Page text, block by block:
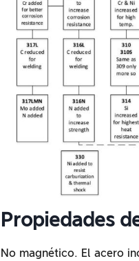
Propiedades
No magnético. El acero